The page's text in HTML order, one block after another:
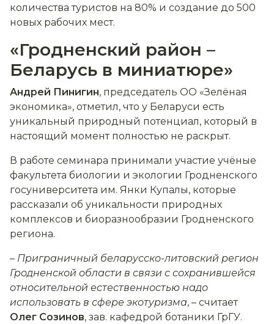
количества туристов на 80% и создание до 500
новых рабочих мест.
«Гродненский район –
Беларусь в миниатюре»
Андрей Пинигин, председатель ОО «Зелёная
экономика», отметил, что у Беларуси есть
уникальный природный потенциал, который в
настоящий момент полностью не раскрыт.
В работе семинара принимали участие учёные
факультета биологии и экологии Гродненского
госуниверситета им. Янки Купалы, которые
рассказали об уникальности природных
комплексов и биоразнообразии Гродненского
региона.
– Приграничный беларусско-литовский регион
Гродненской области в связи с сохранившейся
относительной естественностью надо
использовать в сфере экотуризма, – считает
Олег Созинов, зав. кафедрой ботаники ГрГУ.